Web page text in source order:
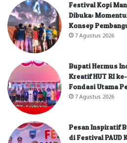
Festival Kopi
Dibuka:
Konsep
7 Agustus 2026
Bupati Hermus
Kreatif HUT RI
Fondasi Utama
7 Agustus 2026
Pesan Inspiratif
di Festival PAUD